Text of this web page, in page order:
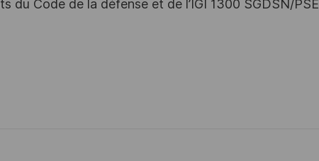
du Code de la défense et de l’IGI 1300 SGDSN/PSE